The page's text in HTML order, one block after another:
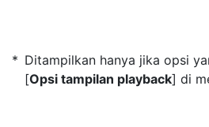
Ditampilkan hanya jika opsi
[Opsi tampilan playback] di